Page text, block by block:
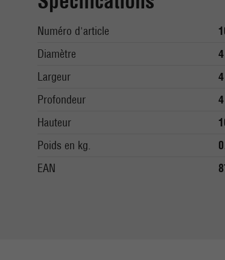
Numéro d'article
Diamètre
Largeur
Profondeur
Hauteur
Poids en kg.
EAN